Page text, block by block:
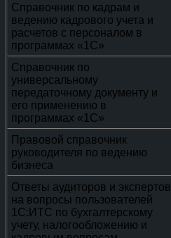
Справочник по кадрам и
ведению кадрового учета и
расчетов с персоналом в
программах «1С»
Справочник по
универсальному
передаточному документу и
его применению в
программах «1С»
Правовой справочник
руководителя по ведению
бизнеса
Ответы аудиторов и экспертов
на вопросы пользователей
1C:ИТС по бухгалтерскому
учету, налогообложению и